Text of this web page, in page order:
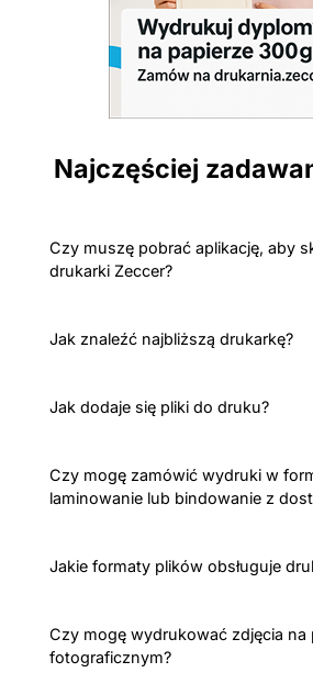
Najczęściej
Czy muszę pobrać aplikację, aby
drukarki Zeccer?
Jak znaleźć najbliższą drukarkę?
Jak dodaje się pliki do druku?
Czy mogę zamówić wydruki w
laminowanie lub bindowanie z
Jakie formaty plików obsługuje
Czy mogę wydrukować zdjęcia na
fotograficznym?